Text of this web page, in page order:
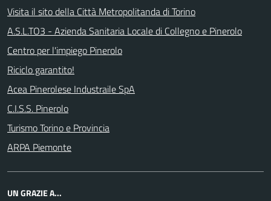
Visita il sito della Città Metropolitanda di Torino
A.S.L.TO3 - Azienda Sanitaria Locale di Collegno e Pinerolo
Centro per l'impiego Pinerolo
Riciclo garantito!
Acea Pinerolese Industraile SpA
C.I.S.S. Pinerolo
Turismo Torino e Provincia
ARPA Piemonte
UN GRAZIE A...